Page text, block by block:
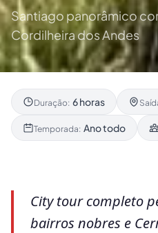
Santiago panorâmico
Cordilheira dos Andes
Duração: 6 horas
Temporada: Ano todo
City tour completo
bairros nobres e